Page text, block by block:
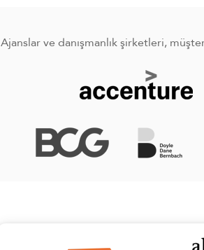
Ajanslar ve danışmanlık şirketleri,